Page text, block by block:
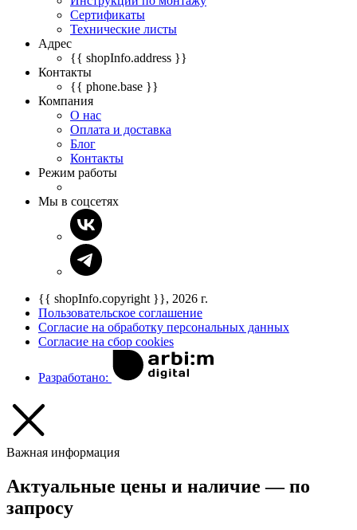
Сертификаты
Технические листы
Адрес
{{ shopInfo.address }}
Контакты
{{ phone.base }}
Компания
О нас
Оплата и доставка
Блог
Контакты
Режим работы
Мы в соцсетях
{{ shopInfo.copyright }}, 2026 г.
Пользовательское соглашение
Согласие на обработку персональных данных
Согласие на сбор cookies
Разработано:
Важная информация
Актуальные цены и наличие — по
запросу